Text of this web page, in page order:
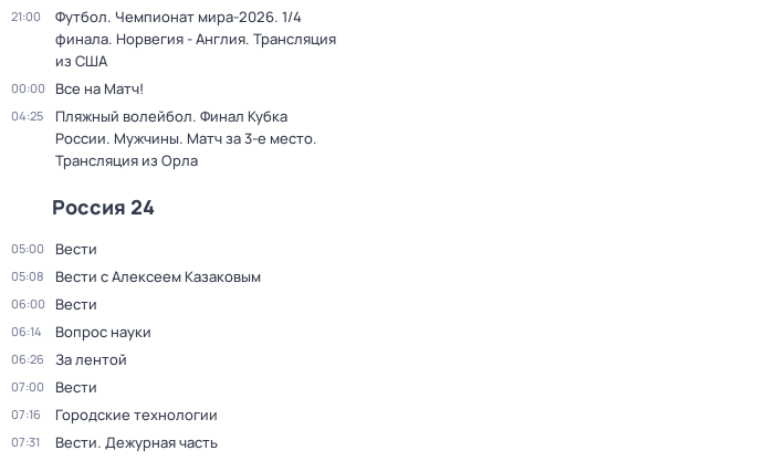
21:00
Футбол. Чемпионат мира-2026. 1/4
финала. Норвегия - Англия. Трансляция
из США
00:00 Все на Матч!
04:25
Пляжный волейбол. Финал Кубка
России. Мужчины. Матч за 3-е место.
Трансляция из Орла
Россия 24
05:00 Вести
05:08 Вести с Алексеем Казаковым
06:00 Вести
06:14 Вопрос науки
06:26 За лентой
07:00 Вести
07:16 Городские технологии
07:31 Вести. Дежурная часть